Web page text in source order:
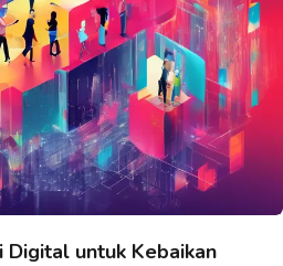
Digital untuk Kebaikan